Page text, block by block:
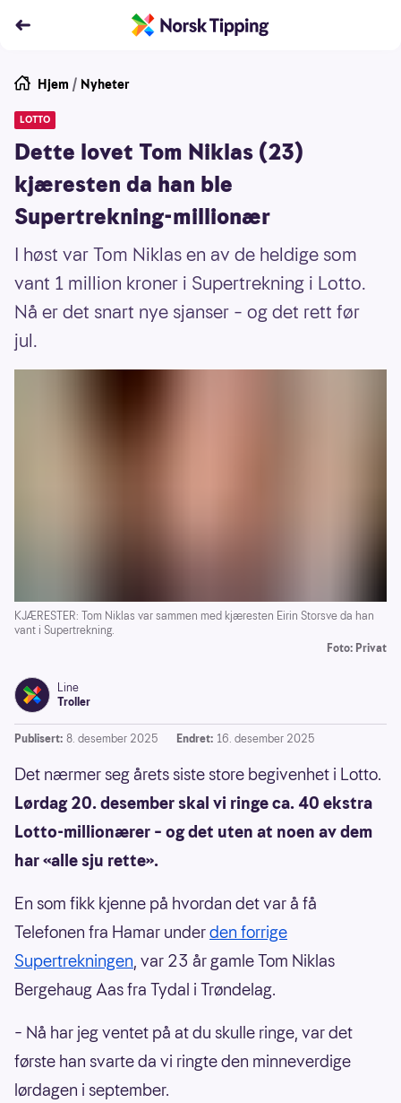
Hjem / Nyheter
LOTTO
Dette lovet Tom Niklas (23)
kjæresten da han ble
Supertrekning-millionær
I høst var Tom Niklas en av de heldige som
vant 1 million kroner i Supertrekning i Lotto.
Nå er det snart nye sjanser – og det rett før
jul.
KJÆRESTER: Tom Niklas var sammen med kjæresten Eirin Storsve da han
vant i Supertrekning.
Foto: Privat
Line
Troller
Publisert: 8. desember 2025 Endret: 16. desember 2025
Det nærmer seg årets siste store begivenhet i Lotto.
Lørdag 20. desember skal vi ringe ca. 40 ekstra
Lotto-millionærer – og det uten at noen av dem
har «alle sju rette».
En som fikk kjenne på hvordan det var å få
Telefonen fra Hamar underden forrige
Supertrekningen, var 23 år gamle Tom Niklas
Bergehaug Aas fra Tydal i Trøndelag.
– Nå har jeg ventet på at du skulle ringe, var det
første han svarte da vi ringte den minneverdige
lørdagen i september.